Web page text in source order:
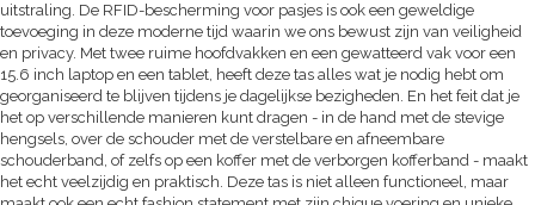
uitstraling. De RFID-bescherming voor pasjes is ook een geweldige
toevoeging in deze moderne tijd waarin we ons bewust zijn van veiligheid
en privacy. Met twee ruime hoofdvakken en een gewatteerd vak voor een
15.6 inch laptop en een tablet, heeft deze tas alles wat je nodig hebt om
georganiseerd te blijven tijdens je dagelijkse bezigheden. En het feit dat je
het op verschillende manieren kunt dragen - in de hand met de stevige
hengsels, over de schouder met de verstelbare en afneembare
schouderband, of zelfs op een koffer met de verborgen kofferband - maakt
het echt veelzijdig en praktisch. Deze tas is niet alleen functioneel, maar